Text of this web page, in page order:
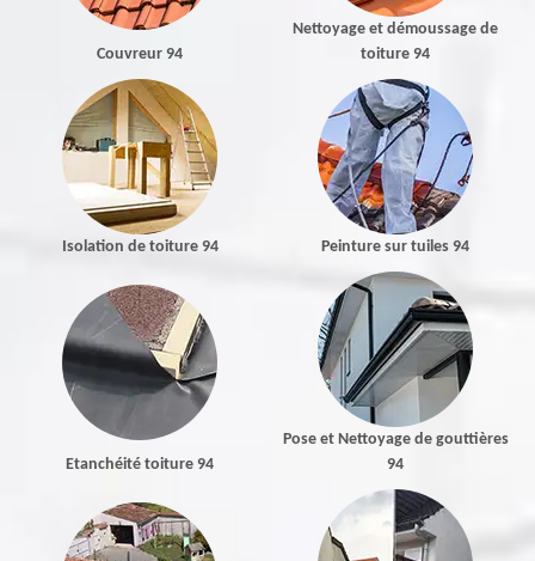
Couvreur 94
Nettoyage et démoussage de
toiture 94
Isolation de toiture 94 Peinture sur tuiles 94
Etanchéité toiture 94
Pose et Nettoyage de gouttières
94